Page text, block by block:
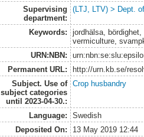
Supervising
department:
(LTJ, LTV) > Dept.
Keywords:
jordhälsa,
vermiculture,
URN:NBN:
Permanent URL:
http://urn.kb.se/
Subject. Use of
subject categories
until 2023-04-30.:
Crop husbandry
Language:
Swedish
Deposited On:
13 May 2019 12:44